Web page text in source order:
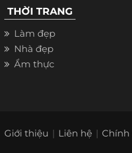
THỜI TRANG
Làm đẹp
Nhà đẹp
Ẩm thực
Giới thiệu Liên hệ Chính